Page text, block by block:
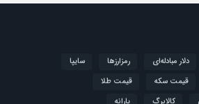
دلار مبادله‌ای رمزارزها
سایپا
قیمت سکه
قیمت طلا
کالابرگ یارانه